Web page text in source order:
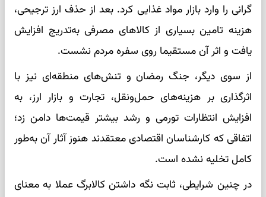
گرانی را وارد بازار مواد غذایی کرد. بعد از حذف ارز ترجیحی،
هزینه تامین بسیاری از کالاهای مصرفی به‌تدریج افزایش
یافت و اثر آن مستقیما روی سفره مردم نشست.
از سوی دیگر، جنگ رمضان و تنش‌های منطقه‌ای نیز با
اثرگذاری بر هزینه‌های حمل‌ونقل، تجارت و بازار ارز، به
افزایش انتظارات تورمی و رشد بیشتر قیمت‌ها دامن زد؛
اتفاقی که کارشناسان اقتصادی معتقدند هنوز آثار آن به‌طور
کامل تخلیه نشده است.
در چنین شرایطی، ثابت نگه داشتن کالابرگ عملا به معنای